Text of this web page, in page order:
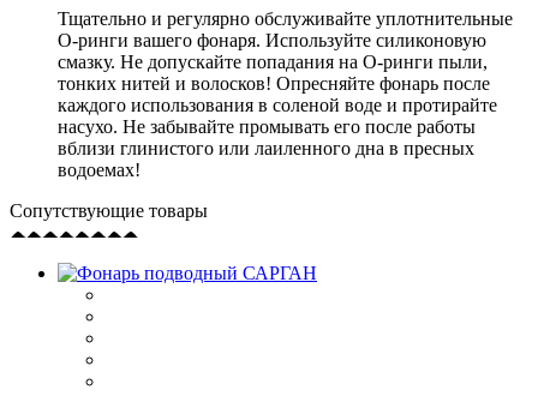
Тщательно и регулярно обслуживайте уплотнительные
О-ринги вашего фонаря. Используйте силиконовую
смазку. Не допускайте попадания на О-ринги пыли,
тонких нитей и волосков! Опресняйте фонарь после
каждого использования в соленой воде и протирайте
насухо. Не забывайте промывать его после работы
вблизи глинистого или лаиленного дна в пресных
водоемах!
Сопутствующие товары